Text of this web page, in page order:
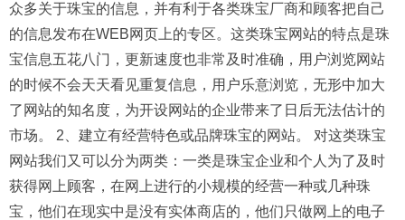
众多关于珠宝的信息，并有利于各类珠宝厂商和顾客把自己
的信息发布在WEB网页上的专区。这类珠宝网站的特点是珠
宝信息五花八门，更新速度也非常及时准确，用户浏览网站
的时候不会天天看见重复信息，用户乐意浏览，无形中加大
了网站的知名度，为开设网站的企业带来了日后无法估计的
市场。 2、建立有经营特色或品牌珠宝的网站。 对这类珠宝
网站我们又可以分为两类：一类是珠宝企业和个人为了及时
获得网上顾客，在网上进行的小规模的经营一种或几种珠
宝，他们在现实中是没有实体商店的，他们只做网上的电子